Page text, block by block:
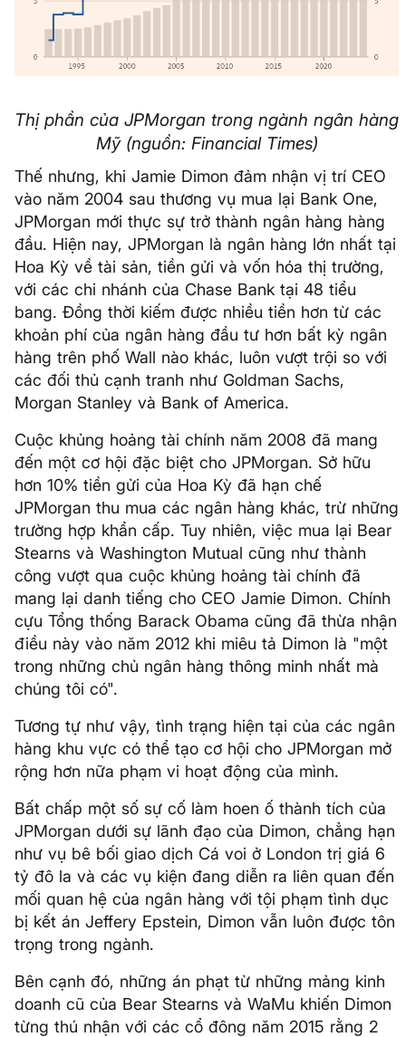
Thị phần của JPMorgan trong ngành ngân hàng
Mỹ (nguồn: Financial Times)
Thế nhưng, khi Jamie Dimon đảm nhận vị trí CEO
vào năm 2004 sau thương vụ mua lại Bank One,
JPMorgan mới thực sự trở thành ngân hàng hàng
đầu. Hiện nay, JPMorgan là ngân hàng lớn nhất tại
Hoa Kỳ về tài sản, tiền gửi và vốn hóa thị trường,
với các chi nhánh của Chase Bank tại 48 tiểu
bang. Đồng thời kiếm được nhiều tiền hơn từ các
khoản phí của ngân hàng đầu tư hơn bất kỳ ngân
hàng trên phố Wall nào khác, luôn vượt trội so với
các đối thủ cạnh tranh như Goldman Sachs,
Morgan Stanley và Bank of America.
Cuộc khủng hoảng tài chính năm 2008 đã mang
đến một cơ hội đặc biệt cho JPMorgan. Sở hữu
hơn 10% tiền gửi của Hoa Kỳ đã hạn chế
JPMorgan thu mua các ngân hàng khác, trừ những
trường hợp khẩn cấp. Tuy nhiên, việc mua lại Bear
Stearns và Washington Mutual cũng như thành
công vượt qua cuộc khủng hoảng tài chính đã
mang lại danh tiếng cho CEO Jamie Dimon. Chính
cựu Tổng thống Barack Obama cũng đã thừa nhận
điều này vào năm 2012 khi miêu tả Dimon là "một
trong những chủ ngân hàng thông minh nhất mà
chúng tôi có".
Tương tự như vậy, tình trạng hiện tại của các ngân
hàng khu vực có thể tạo cơ hội cho JPMorgan mở
rộng hơn nữa phạm vi hoạt động của mình.
Bất chấp một số sự cố làm hoen ố thành tích của
JPMorgan dưới sự lãnh đạo của Dimon, chẳng hạn
như vụ bê bối giao dịch Cá voi ở London trị giá 6
tỷ đô la và các vụ kiện đang diễn ra liên quan đến
mối quan hệ của ngân hàng với tội phạm tình dục
bị kết án Jeffery Epstein, Dimon vẫn luôn được tôn
trọng trong ngành.
Bên cạnh đó, những án phạt từ những mảng kinh
doanh cũ của Bear Stearns và WaMu khiến Dimon
từng thú nhận với các cổ đông năm 2015 rằng 2